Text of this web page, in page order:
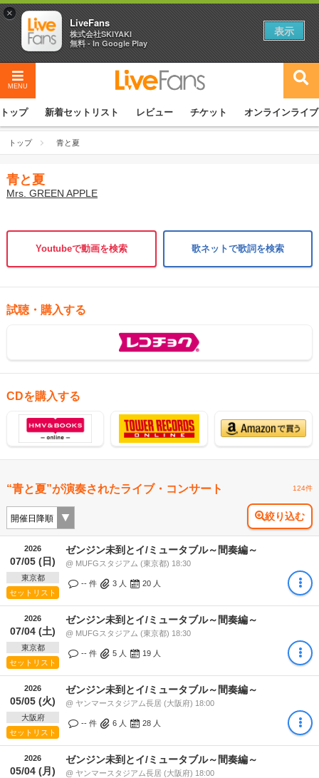
MENU
トップ 新着セットリスト レビュー チケット オンラインライブ
トップ 青と夏
青と夏
Mrs. GREEN APPLE
Youtubeで動画を検索 歌ネットで歌詞を検索
試聴・購入する
CDを購入する
“青と夏”が演奏されたライブ・コンサート 124件
絞り込む
2026
07/05 (日)
東京都
セットリスト
ゼンジン未到とイ/ミュータブル～間奏編～
@ MUFGスタジアム (東京都) 18:30
-- 件 3 人 20 人
2026
07/04 (土)
東京都
セットリスト
ゼンジン未到とイ/ミュータブル～間奏編～
@ MUFGスタジアム (東京都) 18:30
-- 件 5 人 19 人
2026
05/05 (火)
大阪府
セットリスト
ゼンジン未到とイ/ミュータブル～間奏編～
@ ヤンマースタジアム長居 (大阪府) 18:00
-- 件 6 人 28 人
2026
05/04 (月)
ゼンジン未到とイ/ミュータブル～間奏編～
@ ヤンマースタジアム長居 (大阪府) 18:00
×
LiveFans
株式会社SKIYAKI
無料 - In Google Play
表示